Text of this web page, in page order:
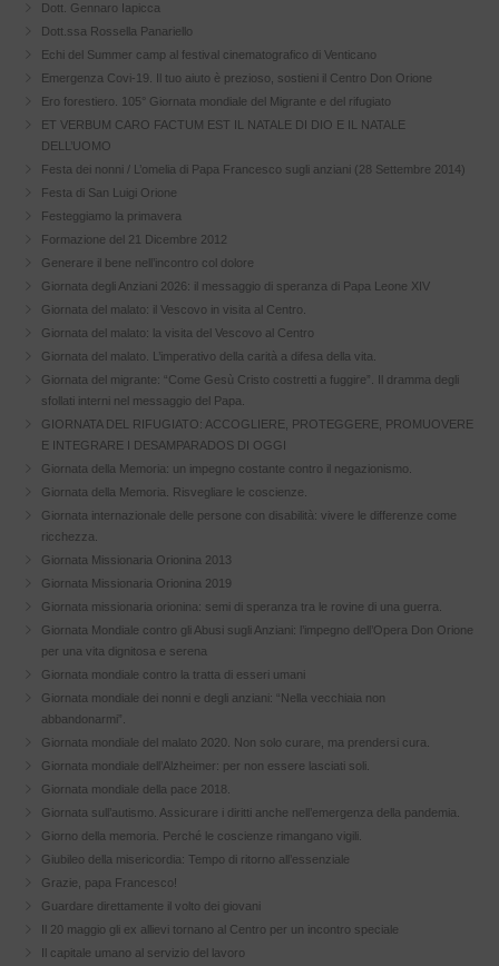
Dott. Gennaro Iapicca
Dott.ssa Rossella Panariello
Echi del Summer camp al festival cinematografico di Venticano
Emergenza Covi-19. Il tuo aiuto è prezioso, sostieni il Centro Don Orione
Ero forestiero. 105° Giornata mondiale del Migrante e del rifugiato
ET VERBUM CARO FACTUM EST IL NATALE DI DIO E IL NATALE
DELL’UOMO
Festa dei nonni / L’omelia di Papa Francesco sugli anziani (28 Settembre 2014)
Festa di San Luigi Orione
Festeggiamo la primavera
Formazione del 21 Dicembre 2012
Generare il bene nell’incontro col dolore
Giornata degli Anziani 2026: il messaggio di speranza di Papa Leone XIV
Giornata del malato: il Vescovo in visita al Centro.
Giornata del malato: la visita del Vescovo al Centro
Giornata del malato. L’imperativo della carità a difesa della vita.
Giornata del migrante: “Come Gesù Cristo costretti a fuggire”. Il dramma degli
sfollati interni nel messaggio del Papa.
GIORNATA DEL RIFUGIATO: ACCOGLIERE, PROTEGGERE, PROMUOVERE
E INTEGRARE I DESAMPARADOS DI OGGI
Giornata della Memoria: un impegno costante contro il negazionismo.
Giornata della Memoria. Risvegliare le coscienze.
Giornata internazionale delle persone con disabilità: vivere le differenze come
ricchezza.
Giornata Missionaria Orionina 2013
Giornata Missionaria Orionina 2019
Giornata missionaria orionina: semi di speranza tra le rovine di una guerra.
Giornata Mondiale contro gli Abusi sugli Anziani: l’impegno dell’Opera Don Orione
per una vita dignitosa e serena
Giornata mondiale contro la tratta di esseri umani
Giornata mondiale dei nonni e degli anziani: “Nella vecchiaia non
abbandonarmi”.
Giornata mondiale del malato 2020. Non solo curare, ma prendersi cura.
Giornata mondiale dell’Alzheimer: per non essere lasciati soli.
Giornata mondiale della pace 2018.
Giornata sull’autismo. Assicurare i diritti anche nell’emergenza della pandemia.
Giorno della memoria. Perché le coscienze rimangano vigili.
Giubileo della misericordia: Tempo di ritorno all’essenziale
Grazie, papa Francesco!
Guardare direttamente il volto dei giovani
Il 20 maggio gli ex allievi tornano al Centro per un incontro speciale
Il capitale umano al servizio del lavoro